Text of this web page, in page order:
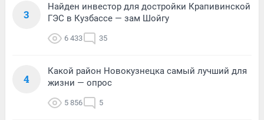
3
Найден инвестор для достройки Крапивинской
ГЭС в Кузбассе — зам Шойгу
6 433 35
4
Какой район Новокузнецка самый лучший для
жизни — опрос
5 856 5